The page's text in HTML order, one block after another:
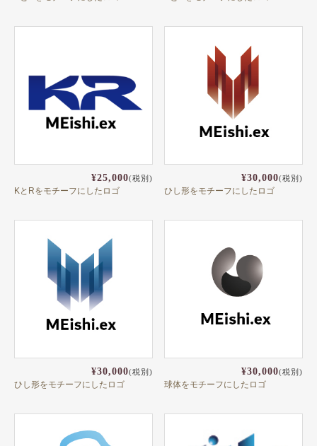
¥25,000(税別)
KとRをモチーフにしたロゴ
¥30,000(税別)
ひし形をモチーフにしたロゴ
¥30,000(税別)
ひし形をモチーフにしたロゴ
¥30,000(税別)
球体をモチーフにしたロゴ